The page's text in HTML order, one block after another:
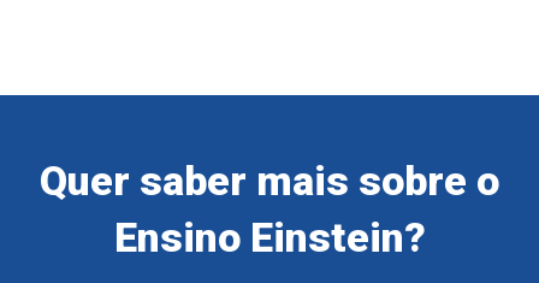
Quer saber mais sobre o
Ensino Einstein?